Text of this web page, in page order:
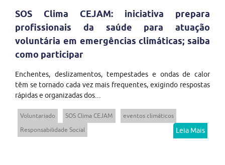
SOS Clima CEJAM: iniciativa prepara
profissionais da saúde para atuação
voluntária em emergências climáticas; saiba
como participar
Enchentes, deslizamentos, tempestades e ondas de calor
têm se tornado cada vez mais frequentes, exigindo respostas
rápidas e organizadas dos...
Voluntariado SOS Clima CEJAM
eventos climáticos
Responsabilidade Social
Leia Mais